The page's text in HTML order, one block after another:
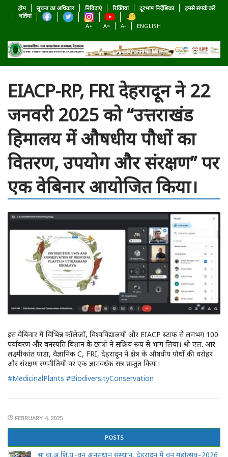
होम सूचना का अधिकार निविदाएं रिक्तियां दूरभाष निर्देशिका
हमसे संपर्क करें
भर्तियां
A+
A= A- ENGLISH
EIACP-RP, FRI देहरादून ने 22
जनवरी 2025 को “उत्तराखंड
हिमालय में औषधीय पौधों का
वितरण, उपयोग और संरक्षण” पर
एक वेबिनार आयोजित किया।
इस वेबिनार में विभिन्न कॉलेजों, विश्वविद्यालयों और EIACP स्टाफ से लगभग 100
पर्यावरण और वनस्पति विज्ञान के छात्रों ने सक्रिय रूप से भाग लिया। श्री एल. आर.
लक्ष्मीकांत पांडा, वैज्ञानिक C, FRI, देहरादून ने क्षेत्र के औषधीय पौधों की धरोहर
और संरक्षण रणनीतियों पर एक ज्ञानवर्धक सत्र प्रस्तुत किया।
#MedicinalPlants #BiodiversityConservation
FEBRUARY 4, 2025
POSTS
भा.वा.अ.शि.प.-वन अनुसंधान संस्थान, देहरादून में वन महोत्सव–2026